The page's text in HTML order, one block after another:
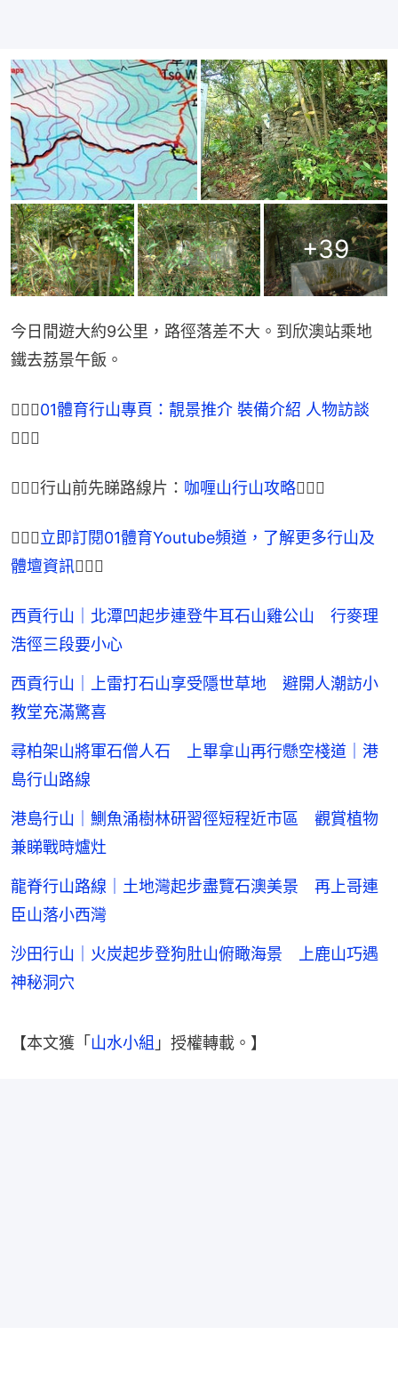
+39
今日閒遊大約9公里，路徑落差不大。到欣澳站乘地
鐵去荔景午飯。
🏃🏽‍♂01體育行山專頁：靚景推介 裝備介紹 人物訪談
🏃🏾‍♀
🏃🏽‍♂行山前先睇路線片： 咖喱山行山攻略🏃🏾‍♀
🏃🏽‍♂立即訂閱01體育Youtube頻道，了解更多行山及
體壇資訊🏃🏾‍♀
西貢行山｜北潭凹起步連登牛耳石山雞公山 行麥理
浩徑三段要小心
西貢行山｜上雷打石山享受隱世草地 避開人潮訪小
教堂充滿驚喜
尋柏架山將軍石僧人石 上畢拿山再行懸空棧道｜港
島行山路線
港島行山｜鰂魚涌樹林研習徑短程近市區 觀賞植物
兼睇戰時爐灶
龍脊行山路線｜土地灣起步盡覽石澳美景 再上哥連
臣山落小西灣
沙田行山｜火炭起步登狗肚山俯瞰海景 上鹿山巧遇
神秘洞穴
【本文獲「山水小組 」授權轉載。】